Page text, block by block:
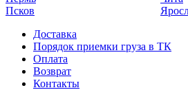
Псков
Доставка
Порядок приемки груза в ТК
Оплата
Возврат
Контакты